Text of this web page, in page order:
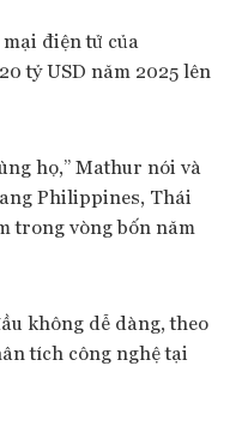
điện tử của
tỷ USD năm 2025 lên
họ,” Mathur nói và
Philippines, Thái
trong vòng bốn năm
không dễ dàng, theo
tích công nghệ tại